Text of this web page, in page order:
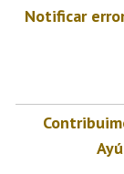
Notificar